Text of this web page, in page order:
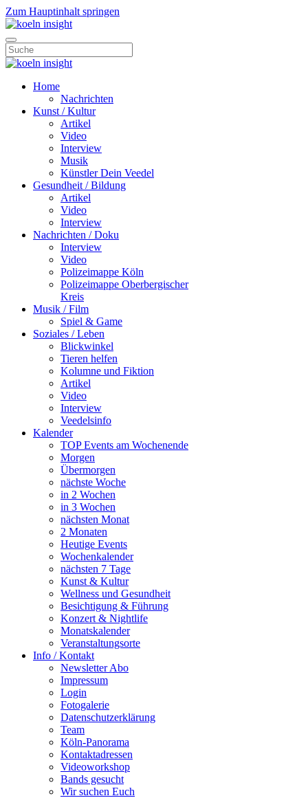
Zum Hauptinhalt springen
Home
Nachrichten
Kunst / Kultur
Artikel
Video
Interview
Musik
Künstler Dein Veedel
Gesundheit / Bildung
Artikel
Video
Interview
Nachrichten / Doku
Interview
Video
Polizeimappe Köln
Polizeimappe Oberbergischer
Kreis
Musik / Film
Spiel & Game
Soziales / Leben
Blickwinkel
Tieren helfen
Kolumne und Fiktion
Artikel
Video
Interview
Veedelsinfo
Kalender
TOP Events am Wochenende
Morgen
Übermorgen
nächste Woche
in 2 Wochen
in 3 Wochen
nächsten Monat
2 Monaten
Heutige Events
Wochenkalender
nächsten 7 Tage
Kunst & Kultur
Wellness und Gesundheit
Besichtigung & Führung
Konzert & Nightlife
Monatskalender
Veranstaltungsorte
Info / Kontakt
Newsletter Abo
Impressum
Login
Fotogalerie
Datenschutzerklärung
Team
Köln-Panorama
Kontaktadressen
Videoworkshop
Bands gesucht
Wir suchen Euch